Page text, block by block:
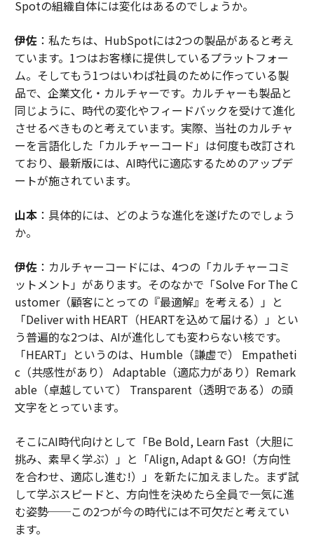
Spotの組織自体には変化はあるのでしょうか。
伊佐：私たちは、HubSpotには2つの製品があると考え
ています。1つはお客様に提供しているプラットフォー
ム。そしてもう1つはいわば社員のために作っている製
品で、企業文化・カルチャーです。カルチャーも製品と
同じように、時代の変化やフィードバックを受けて進化
させるべきものと考えています。実際、当社のカルチャ
ーを言語化した「カルチャーコード」は何度も改訂され
ており、最新版には、AI時代に適応するためのアップデ
ートが施されています。
山本：具体的には、どのような進化を遂げたのでしょう
か。
伊佐：カルチャーコードには、4つの「カルチャーコミ
ットメント」があります。そのなかで「Solve For The C
ustomer（顧客にとっての『最適解』を考える）」と
「Deliver with HEART（HEARTを込めて届ける）」とい
う普遍的な2つは、AIが進化しても変わらない核です。
「HEART」というのは、Humble（謙虚で） Empatheti
c（共感性があり） Adaptable（適応力があり）Remark
able（卓越していて） Transparent（透明である）の頭
文字をとっています。
そこにAI時代向けとして「Be Bold, Learn Fast（大胆に
挑み、素早く学ぶ）」と「Align, Adapt & GO!（方向性
を合わせ、適応し進む!）」を新たに加えました。まず試
して学ぶスピードと、方向性を決めたら全員で一気に進
む姿勢──この2つが今の時代には不可欠だと考えてい
ます。